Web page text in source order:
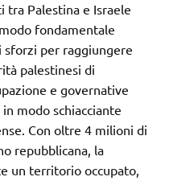
tra Palestina e Israele
fondamentale
sforzi per raggiungere
palestinesi di
e governative
modo schiacciante
Con oltre 4 milioni di
repubblicana, la
un territorio occupato,